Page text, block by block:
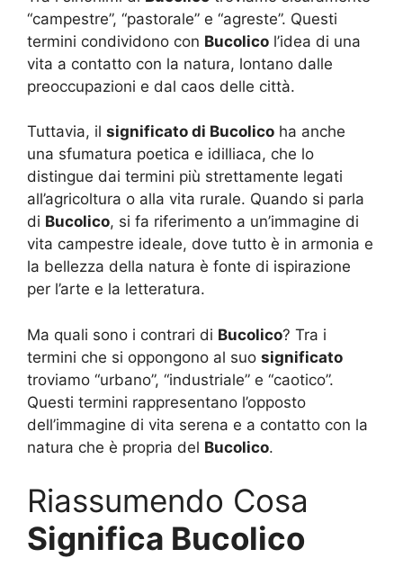
“campestre”, “pastorale” e “agreste”. Questi
termini condividono con Bucolico l’idea di una
vita a contatto con la natura, lontano dalle
preoccupazioni e dal caos delle città.
Tuttavia, il significato di Bucolico ha anche
una sfumatura poetica e idilliaca, che lo
distingue dai termini più strettamente legati
all’agricoltura o alla vita rurale. Quando si parla
di Bucolico, si fa riferimento a un’immagine di
vita campestre ideale, dove tutto è in armonia e
la bellezza della natura è fonte di ispirazione
per l’arte e la letteratura.
Ma quali sono i contrari di Bucolico? Tra i
termini che si oppongono al suo significato
troviamo “urbano”, “industriale” e “caotico”.
Questi termini rappresentano l’opposto
dell’immagine di vita serena e a contatto con la
natura che è propria del Bucolico.
Riassumendo Cosa
Significa Bucolico